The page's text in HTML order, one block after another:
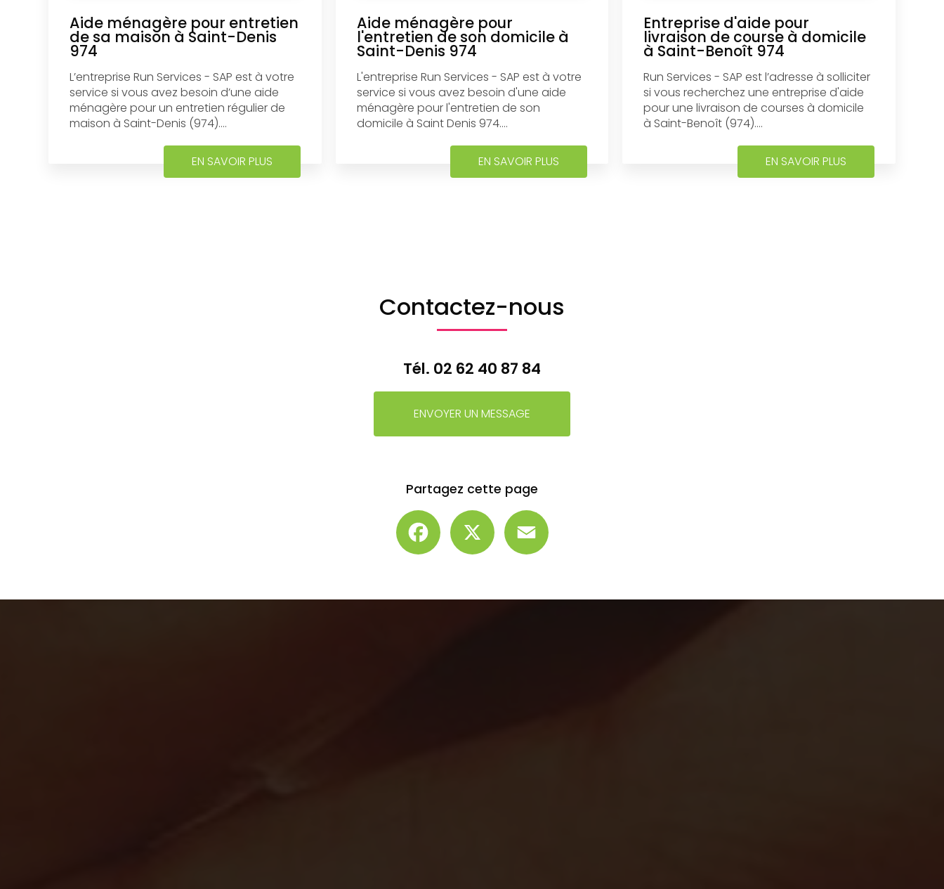
Aide ménagère pour entretien
de sa maison à Saint-Denis
974
L’entreprise Run Services - SAP est à votre
service si vous avez besoin d’une aide
ménagère pour un entretien régulier de
maison à Saint-Denis (974)....
EN SAVOIR PLUS
Aide ménagère pour
l'entretien de son domicile à
Saint-Denis 974
L'entreprise Run Services - SAP est à votre
service si vous avez besoin d'une aide
ménagère pour l'entretien de son
domicile à Saint Denis 974....
EN SAVOIR PLUS
Entreprise d'aide pour
livraison de course à domicile
à Saint-Benoît 974
Run Services - SAP est l’adresse à solliciter
si vous recherchez une entreprise d'aide
pour une livraison de courses à domicile
à Saint-Benoît (974)....
EN SAVOIR PLUS
Contactez-nous
Tél. 02 62 40 87 84
ENVOYER UN MESSAGE
Partagez cette page
Facebook